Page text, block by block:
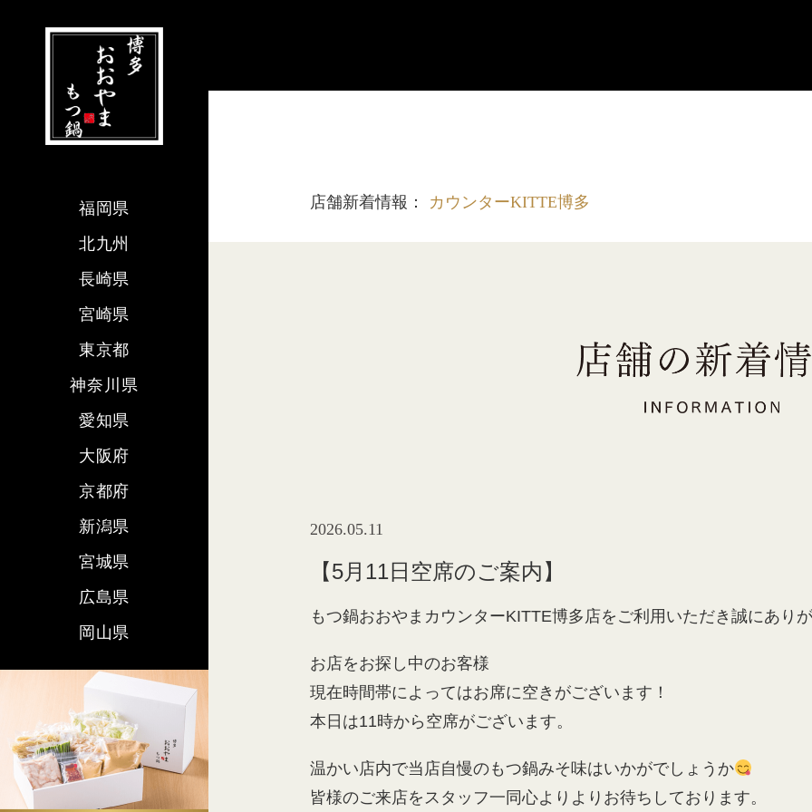
店舗新着情報： カウンターKITTE博多
2026.05.11
【5月11日空席のご案内】
もつ鍋おおやまカウンターKITTE博多店をご利用いただき誠にあり
お店をお探し中のお客様
現在時間帯によってはお席に空きがございます！
本日は11時から空席がございます。
温かい店内で当店自慢のもつ鍋みそ味はいかがでしょうか
皆様のご来店をスタッフ一同心よりよりお待ちしております。
福岡県
北九州
長崎県
宮崎県
東京都
神奈川県
愛知県
大阪府
京都府
新潟県
宮城県
広島県
岡山県